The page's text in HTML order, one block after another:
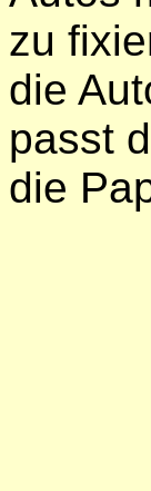
zu
die
passt
die